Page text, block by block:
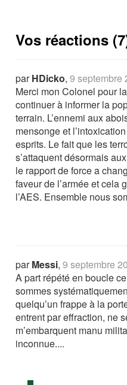
Vos réactions
parHDicko,9 septembre
Merci mon Colonel pour
continuer à informer la
terrain. L’ennemi aux
mensonge et
esprits. Le fait que les
s’attaquent désormais
le rapport de force a
faveur de l’armée et cela
l’AES. Ensemble nous
parMessi,9 septembre
A part répété en boucle
sommes
quelqu’un frappe à la
entrent par effraction, ne
m’embarquent manu
inconnue....